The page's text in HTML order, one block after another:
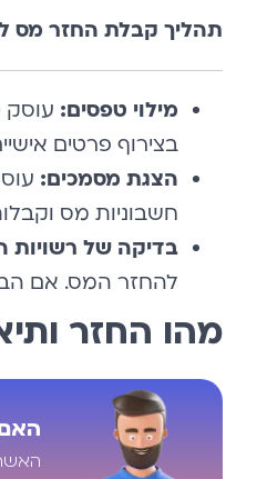
תהליך קבלת החזר מס
מילוי טפסים: עוסק
בצירוף פרטים
הצגת מסמכים:
חשבוניות מס
בדיקה של רשויות
להחזר המס. אם
מהו החזר